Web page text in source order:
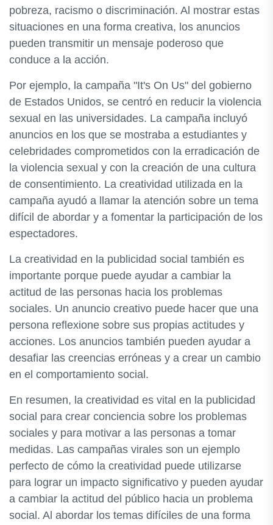
pobreza, racismo o discriminación. Al mostrar estas
situaciones en una forma creativa, los anuncios
pueden transmitir un mensaje poderoso que
conduce a la acción.
Por ejemplo, la campaña "It's On Us" del gobierno
de Estados Unidos, se centró en reducir la violencia
sexual en las universidades. La campaña incluyó
anuncios en los que se mostraba a estudiantes y
celebridades comprometidos con la erradicación de
la violencia sexual y con la creación de una cultura
de consentimiento. La creatividad utilizada en la
campaña ayudó a llamar la atención sobre un tema
difícil de abordar y a fomentar la participación de los
espectadores.
La creatividad en la publicidad social también es
importante porque puede ayudar a cambiar la
actitud de las personas hacia los problemas
sociales. Un anuncio creativo puede hacer que una
persona reflexione sobre sus propias actitudes y
acciones. Los anuncios también pueden ayudar a
desafiar las creencias erróneas y a crear un cambio
en el comportamiento social.
En resumen, la creatividad es vital en la publicidad
social para crear conciencia sobre los problemas
sociales y para motivar a las personas a tomar
medidas. Las campañas virales son un ejemplo
perfecto de cómo la creatividad puede utilizarse
para lograr un impacto significativo y pueden ayudar
a cambiar la actitud del público hacia un problema
social. Al abordar los temas difíciles de una forma